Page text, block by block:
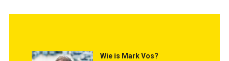
Wie is Mark Vos?